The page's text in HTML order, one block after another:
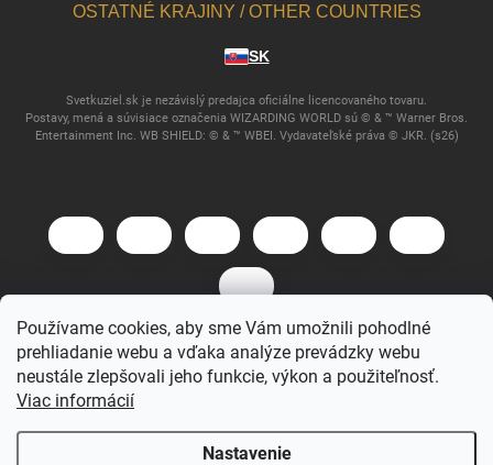
Používame cookies, aby sme Vám umožnili pohodlné
prehliadanie webu a vďaka analýze prevádzky webu
neustále zlepšovali jeho funkcie, výkon a použiteľnosť.
Viac informácií
Nastavenie
OSTATNÉ KRAJINY / OTHER COUNTRIES
SK
Svetkuziel.sk je nezávislý predajca oficiálne licencovaného tovaru.
Postavy, mená a súvisiace označenia WIZARDING WORLD sú © & ™ Warner Bros.
Entertainment Inc. WB SHIELD: © & ™ WBEI. Vydavateľské práva © JKR. (s26)
Copyright 2026 Svet Kúziel . Všetky práva vyhradené.